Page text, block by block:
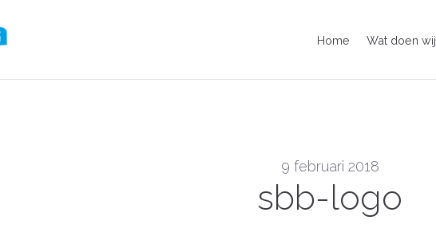
Home Wat doen wij
9 februari 2018
sbb-logo